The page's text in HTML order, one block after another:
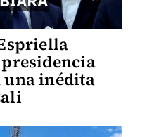
una inédita